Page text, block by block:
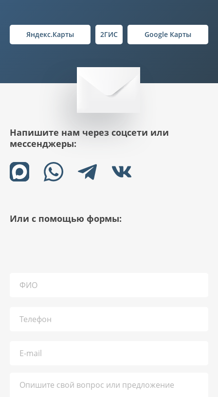
Яндекс.Карты 2ГИС Google Карты
Напишите нам через соцсети или
мессенджеры:
Или с помощью формы: